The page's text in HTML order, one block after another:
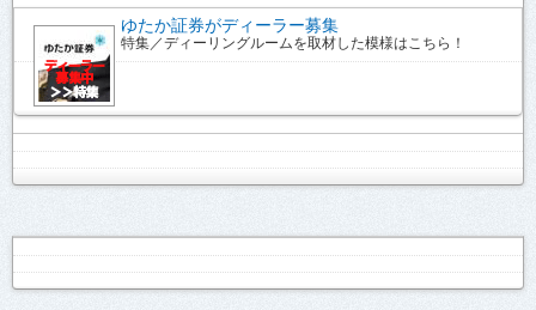
ゆたか証券がディーラー募集
特集／ディーリングルームを取材した模様はこちら！